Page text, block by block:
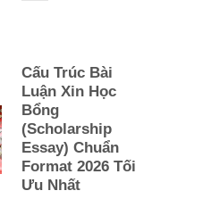
Cấu Trúc Bài
Luận Xin Học
Bổng
(Scholarship
Essay) Chuẩn
Format 2026 Tối
Ưu Nhất